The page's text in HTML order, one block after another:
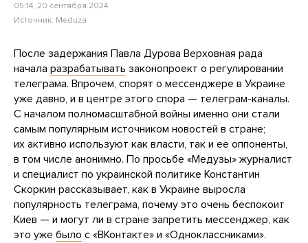
05:14, 20 сентября 2024
Источник: Meduza
После задержания Павла Дурова Верховная рада
начала разрабатывать законопроект о регулировании
телеграма. Впрочем, спорят о мессенджере в Украине
уже давно, и в центре этого спора — телеграм-каналы.
С началом полномасштабной войны именно они стали
самым популярным источником новостей в стране;
их активно используют как власти, так и ее оппоненты,
в том числе анонимно. По просьбе «Медузы» журналист
и специалист по украинской политике Константин
Скоркин рассказывает, как в Украине выросла
популярность телеграма, почему это очень беспокоит
Киев — и могут ли в стране запретить мессенджер, как
это уже было с «ВКонтакте» и «Одноклассниками».